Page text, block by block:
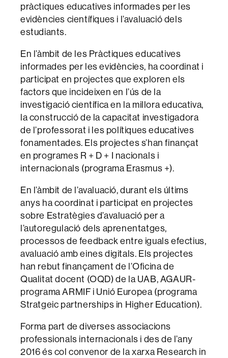
pràctiques educatives informades per les
evidències científiques i l’avaluació dels
estudiants.
En l’àmbit de les Pràctiques educatives
informades per les evidències, ha coordinat i
participat en projectes que exploren els
factors que incideixen en l’ús de la
investigació científica en la millora educativa,
la construcció de la capacitat investigadora
de l’professorat i les polítiques educatives
fonamentades. Els projectes s’han finançat
en programes R + D + I nacionals i
internacionals (programa Erasmus +).
En l’àmbit de l’avaluació, durant els últims
anys ha coordinat i participat en projectes
sobre Estratègies d’avaluació per a
l’autoregulació dels aprenentatges,
processos de feedback entre iguals efectius,
avaluació amb eines digitals. Els projectes
han rebut finançament de l’Oficina de
Qualitat docent (OQD) de la UAB, AGAUR-
programa ARMIF i Unió Europea (programa
Stratgeic partnerships in Higher Education).
Forma part de diverses associacions
professionals internacionals i des de l’any
2016 és col convenor de la xarxa Research in